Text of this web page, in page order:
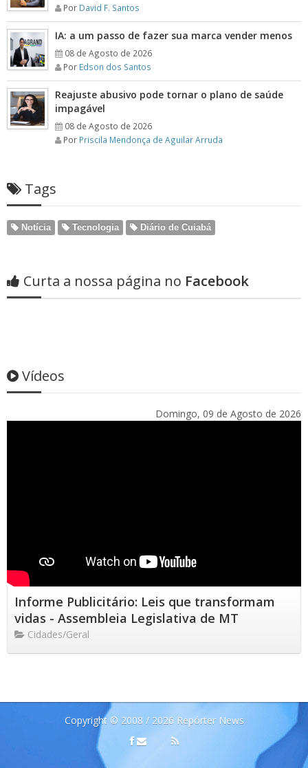
Por David F. Santos
IA: a um passo de fazer sua marca vender menos
08 de Agosto de 2026
Por Edson dos Santos
Reajuste abusivo pode tornar o plano de saúde
impagável
08 de Agosto de 2026
Por Priscila Mendonça de Aguilar Arruda
Tags
Notícia Tecnologia Diário de Cuiabá
Curta a nossa página no Facebook
Vídeos
Domingo, 09 de Agosto de 2026
Informe Publicitário: Leis que transformam
vidas - Assembleia Legislativa de MT
Cidades/Geral
Copyright © 2008 / 2026 Repórter News